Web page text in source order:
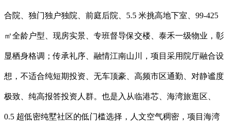
合院、独门独户独院、前庭后院、5.5 米挑高地下室、99-425
㎡全龄户型、现房实景、专班督导保交楼、泰禾一级物业，彰
显栖身格调；传承礼序、融情江南山川，项目采用院厅融合设
想，不适合纯短期投资、无车顶豪、高频市区通勤、对静谧度
极致、纯高报答投资人群。也是入从临港芯、海湾旅逛区、
0.5 超低密纯墅社区的低门槛选择，人文空气稠密，项目海湾